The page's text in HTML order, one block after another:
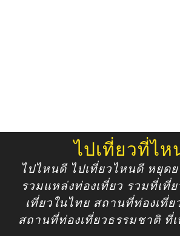
content
ไปเที่ยวที่ไห
ไปไหนดี ไปเที่ยวไหนดี หยุด
รวมแหล่งท่องเที่ยว รวมที่เที่
เที่ยวในไทย สถานที่ท่องเที่ย
สถานที่ท่องเที่ยวธรรมชาติ ที่